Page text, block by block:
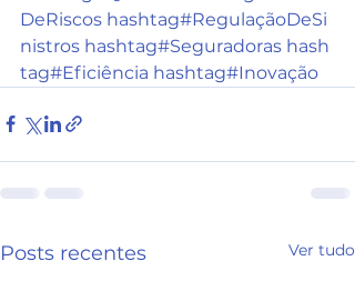
DeRiscos hashtag#RegulaçãoDeSi
nistros hashtag#Seguradoras hash
tag#Eficiência hashtag#Inovação
Posts recentes Ver tudo